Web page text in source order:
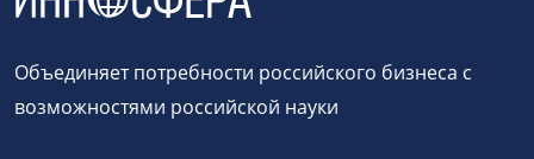
Объединяет потребности российского бизнеса с
возможностями российской науки